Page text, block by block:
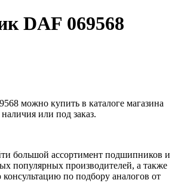
DAF 069568
можно купить в каталоге магазина
или под заказ.
большой ассортимент подшипников и
популярных производителей, а также
по подбору аналогов от